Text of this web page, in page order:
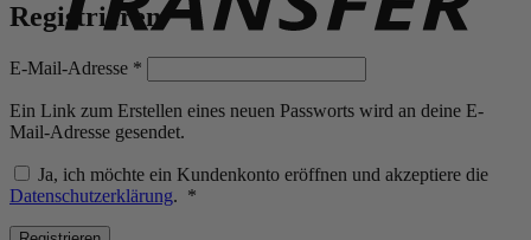
Registrieren
E-Mail-Adresse *
Ein Link zum Erstellen eines neuen Passworts wird an deine E-
Mail-Adresse gesendet.
Ja, ich möchte ein Kundenkonto eröffnen und akzeptiere die
Datenschutzerklärung. *